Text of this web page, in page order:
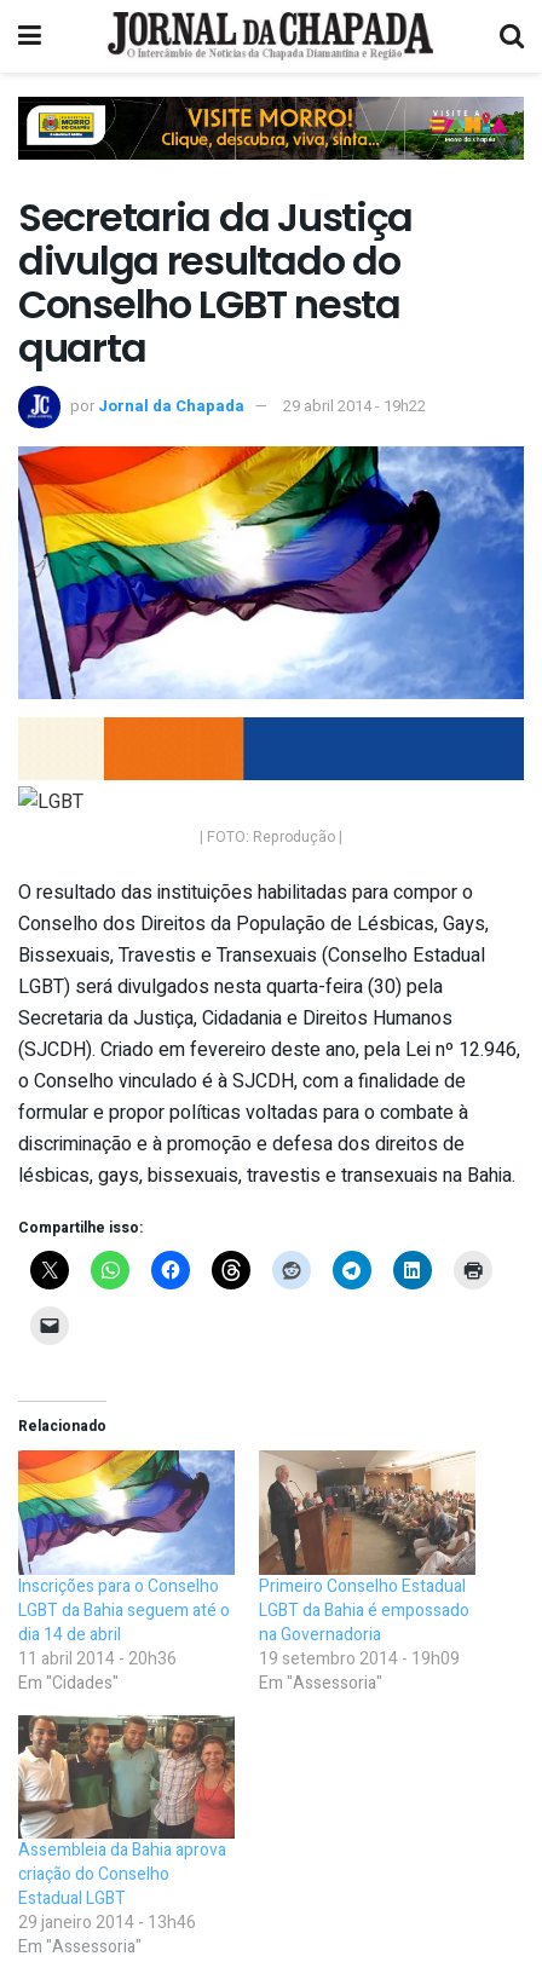
Secretaria da Justiça
divulga resultado do
Conselho LGBT nesta
quarta
por Jornal da Chapada 29 abril 2014 - 19h22
| FOTO: Reprodução |
O resultado das instituições habilitadas para compor o
Conselho dos Direitos da População de Lésbicas, Gays,
Bissexuais, Travestis e Transexuais (Conselho Estadual
LGBT) será divulgados nesta quarta-feira (30) pela
Secretaria da Justiça, Cidadania e Direitos Humanos
(SJCDH). Criado em fevereiro deste ano, pela Lei nº 12.946,
o Conselho vinculado é à SJCDH, com a finalidade de
formular e propor políticas voltadas para o combate à
discriminação e à promoção e defesa dos direitos de
lésbicas, gays, bissexuais, travestis e transexuais na Bahia.
Compartilhe isso:
Relacionado
Inscrições para o Conselho
LGBT da Bahia seguem até o
dia 14 de abril
11 abril 2014 - 20h36
Em "Cidades"
Primeiro Conselho Estadual
LGBT da Bahia é empossado
na Governadoria
19 setembro 2014 - 19h09
Em "Assessoria"
Assembleia da Bahia aprova
criação do Conselho
Estadual LGBT
29 janeiro 2014 - 13h46
Em "Assessoria"